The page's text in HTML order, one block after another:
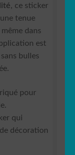
, ce sticker
tenue
dans
est
bulles
pour
qui
décoration